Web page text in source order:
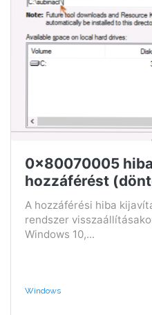
0x80070005
hozzáférést
A hozzáférési hiba
rendszer
Windows 10,...
Windows